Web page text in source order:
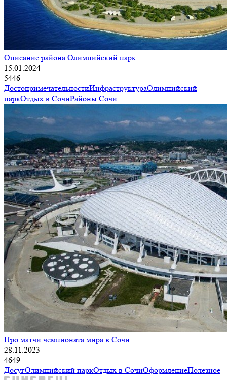
Описание района Олимпийский парк
15.01.2024
5446
ДостопримечательностиИнфраструктураОлимпийский
паркОтдых в СочиРайоны Сочи
Про матчи чемпионата мира в Сочи
28.11.2023
4649
ДосугОлимпийский паркОтдых в СочиОформлениеПолезное